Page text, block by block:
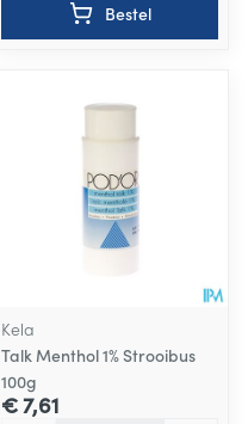
Bestel
Kela
Talk Menthol 1% Strooibus
100g
€ 7,61